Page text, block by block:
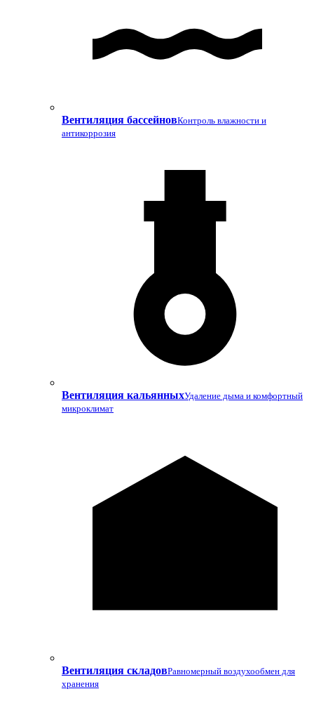
Вентиляция бассейновКонтроль влажности и
антикоррозия
Вентиляция кальянныхУдаление дыма и комфортный
микроклимат
Вентиляция складовРавномерный воздухообмен для
хранения